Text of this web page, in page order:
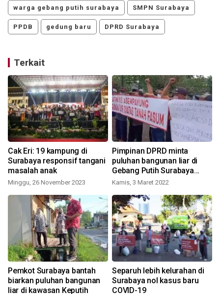
warga gebang putih surabaya SMPN Surabaya
PPDB gedung baru DPRD Surabaya
Terkait
Cak Eri: 19 kampung di
Surabaya responsif tangani
masalah anak
Minggu, 26 November 2023
Pimpinan DPRD minta
puluhan bangunan liar di
Gebang Putih Surabaya
dibongkar
Kamis, 3 Maret 2022
Pemkot Surabaya bantah
biarkan puluhan bangunan
liar di kawasan Keputih
Separuh lebih kelurahan di
Surabaya nol kasus baru
COVID-19